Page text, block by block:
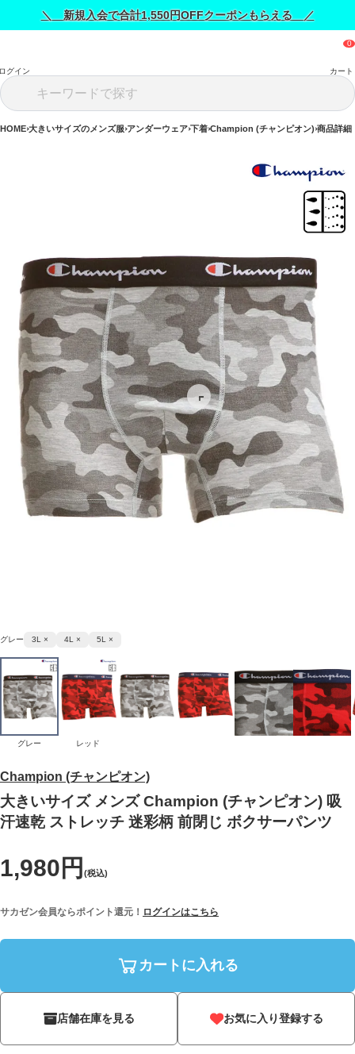
＼ 新規入会で合計1,550円OFFクーポンもらえる ／
グイン カート
HOME 大きいサイズのメンズ服 アンダーウェア 下着 Champion (チャンピオン) 商品詳細
Champion (チャンピオン)
大きいサイズ メンズ Champion (チャンピオン) 吸
汗速乾 ストレッチ 迷彩柄 前閉じ ボクサーパンツ
1,980円 (税込)
サカゼン会員ならポイント還元！ ログインはこちら
カートに入れる
店舗在庫を見る お気に入り登録する
グレー 3L × 4L × 5L ×
グレー レッド